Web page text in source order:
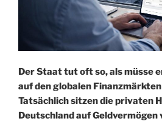
Der Staat tut oft so, als müsse
auf den globalen
Tatsächlich sitzen die privaten
Deutschland auf Geldvermögen